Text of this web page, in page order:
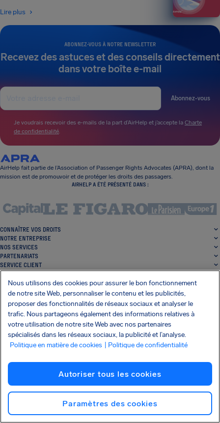
ABONNEZ-VOUS À NOTRE NEWSLETTER
Recevez des astuces et des conseils directement
dans votre boîte e-mail
Abonnez-vous
Je voudrais recevoir des e-mails de la part d’AirHelp et j’accepte la Charte
de confidentialité.
Lire plus
AirHelp fait partie de l’Association of Passenger Rights Advocates (APRA), dont la
mission est de promouvoir et de protéger les droits des passagers.
AIRHELP A ÉTÉ PRÉSENTÉ DANS :
CONNAÎTRE VOS DROITS
NOTRE ENTREPRISE
NOS SERVICES
PARTENARIATS
SERVICE CLIENT
SocialFacebook
SocialTwitter
SocialInstagram
SocialLinkedin
Conditions générales
Nous utilisons des cookies pour assurer le bon fonctionnement
de notre site Web, personnaliser le contenu et les publicités,
proposer des fonctionnalités de réseaux sociaux et analyser le
trafic. Nous partageons également des informations relatives à
votre utilisation de notre site Web avec nos partenaires
spécialisés dans les réseaux sociaux, la publicité et l’analyse.
Politique en matière de cookies
| Politique de confidentialité
Autoriser tous les cookies
Paramètres des cookies